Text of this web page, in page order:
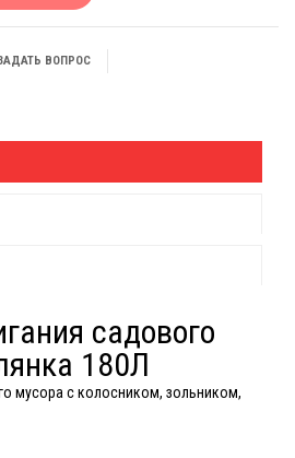
ВОПРОС
садового
180Л
мусора с колосником, зольником,